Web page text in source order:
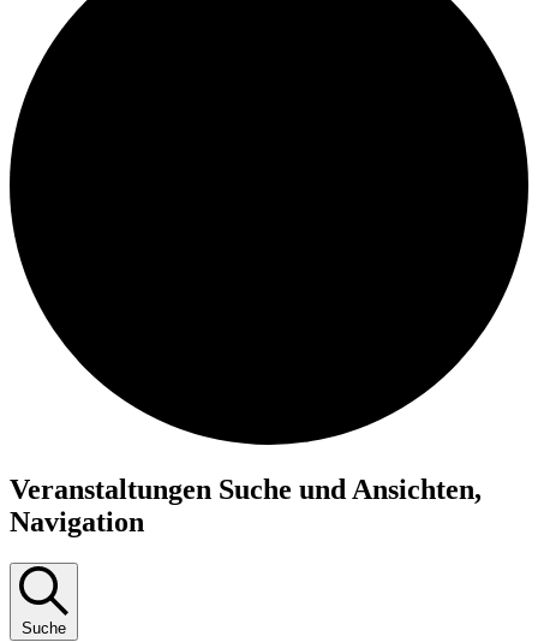
Veranstaltungen
für
Januar
2026
Veranstaltungen Suche und Ansichten,
Navigation
Suche